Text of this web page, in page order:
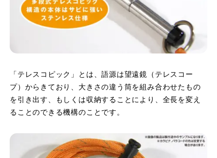
「テレスコピック」とは、語源は望遠鏡（テレスコー
プ）からきており、大きさの違う筒を組み合わせたもの
を引き出す、もしくは収納することにより、全長を変え
ることのできる機構のことです。